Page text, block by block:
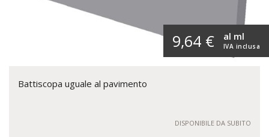
9,64 € IVA inclusa
al ml
Battiscopa uguale al pavimento
DISPONIBILE DA SUBITO